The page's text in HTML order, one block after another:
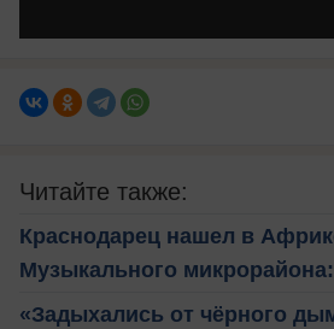
Читайте также:
Краснодарец нашел в
Музыкального
«Задыхались от чёрного